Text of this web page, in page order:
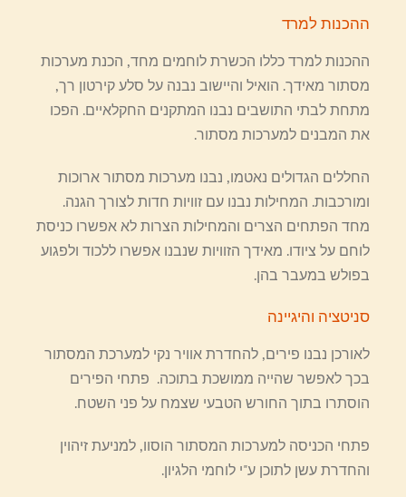
ההכנות למרד
ההכנות למרד כללו הכשרת לוחמים מחד, הכנת מערכות
מסתור מאידך. הואיל והיישוב נבנה על סלע קירטון רך,
מתחת לבתי התושבים נבנו המתקנים החקלאיים. הפכו
את המבנים למערכות מסתור.
החללים הגדולים נאטמו, נבנו מערכות מסתור ארוכות
ומורכבות. המחילות נבנו עם זוויות חדות לצורך הגנה.
מחד הפתחים הצרים והמחילות הצרות לא אפשרו כניסת
לוחם על ציודו. מאידך הזוויות שנבנו אפשרו ללכוד ולפגוע
בפולש במעבר בהן.
סניטציה והיגיינה
לאורכן נבנו פירים, להחדרת אוויר נקי למערכת המסתור
בכך לאפשר שהייה ממושכת בתוכה. פתחי הפירים
הוסתרו בתוך החורש הטבעי שצמח על פני השטח.
פתחי הכניסה למערכות המסתור הוסוו, למניעת זיהוין
והחדרת עשן לתוכן ע"י לוחמי הלגיון.